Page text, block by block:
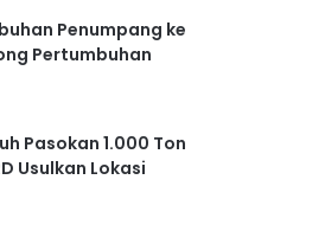
Penumpang ke
Pertumbuhan
Pasokan 1.000 Ton
Usulkan Lokasi